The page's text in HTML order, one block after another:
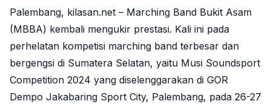
Palembang, kilasan.net – Marching Band Bukit Asam
(MBBA) kembali mengukir prestasi. Kali ini pada
perhelatan kompetisi marching band terbesar dan
bergengsi di Sumatera Selatan, yaitu Musi Soundsport
Competition 2024 yang diselenggarakan di GOR
Dempo Jakabaring Sport City, Palembang, pada 26-27